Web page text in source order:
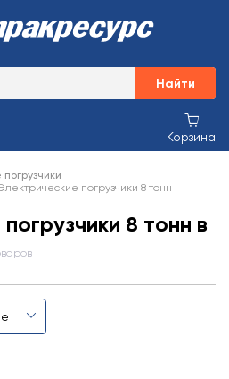
Найти
Корзина
погрузчики 8 тонн
8 тонн в